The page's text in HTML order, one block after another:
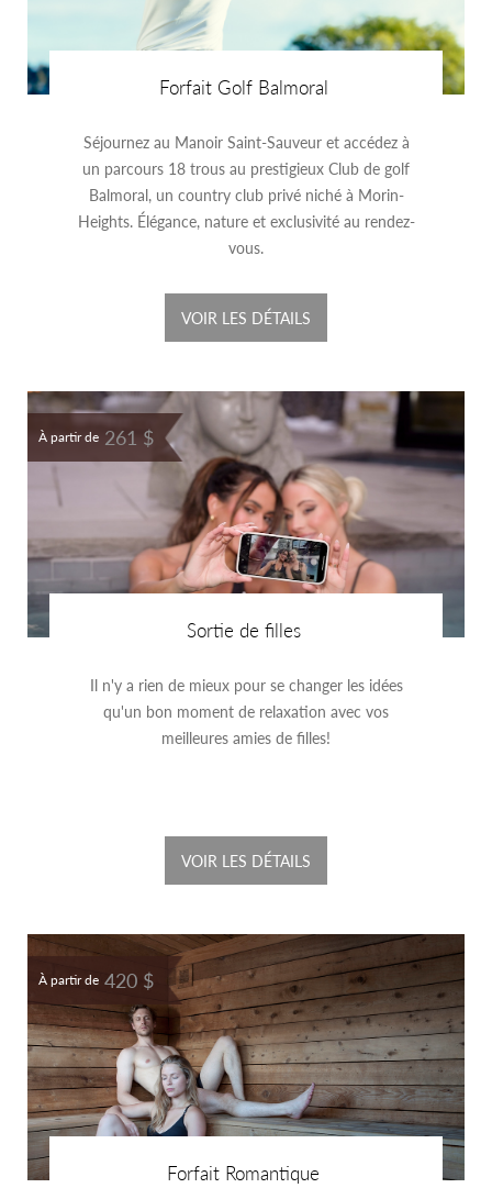
Forfait Golf Balmoral
Séjournez au Manoir Saint-Sauveur et accédez à
un parcours 18 trous au prestigieux Club de golf
Balmoral, un country club privé niché à Morin-
Heights. Élégance, nature et exclusivité au rendez-
vous.
VOIR LES DÉTAILS
À partir de 261 $
Sortie de filles
Il n'y a rien de mieux pour se changer les idées
qu'un bon moment de relaxation avec vos
meilleures amies de filles!
VOIR LES DÉTAILS
À partir de 420 $
Forfait Romantique